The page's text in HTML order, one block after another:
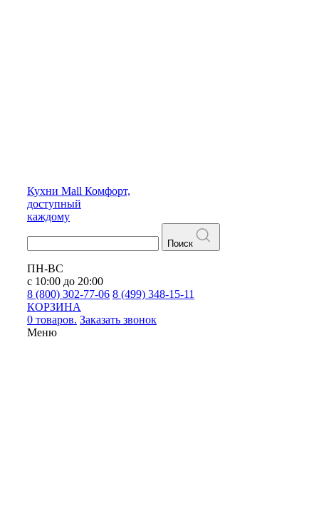
Кухни Mall Комфорт,
доступный
каждому
Поиск
ПН-ВС
с 10:00 до 20:00
8 (800) 302-77-06 8 (499) 348-15-11
КОРЗИНА
0 товаров. Заказать звонок
Меню